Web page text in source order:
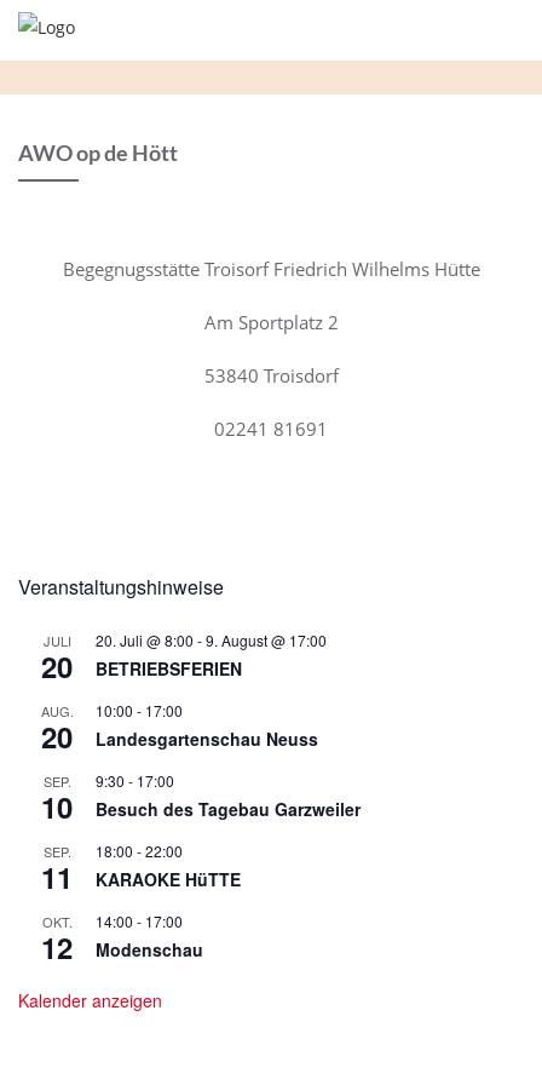
Skip
AWO op de Hött
Begegnugsstätte Troisorf Friedrich Wilhelms Hütte
Am Sportplatz 2
53840 Troisdorf
02241 81691
Veranstaltungshinweise
JULI
20
20. Juli @ 8:00 -9. August @ 17:00
BETRIEBSFERIEN
AUG.
20
10:00 - 17:00
Landesgartenschau Neuss
SEP.
10
9:30 - 17:00
Besuch des Tagebau Garzweiler
SEP.
11
18:00 -22:00
KARAOKE HüTTE
OKT.
12
14:00 - 17:00
Modenschau
Kalender anzeigen